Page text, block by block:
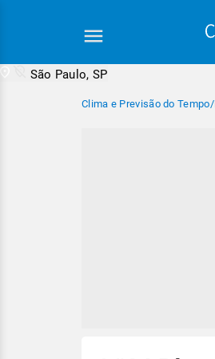
São Paulo, SP
Clima e Previsão do Tempo/